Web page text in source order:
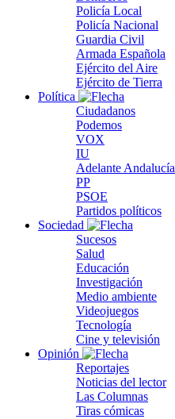
Policía Local
Policía Nacional
Guardia Civil
Armada Española
Ejército del Aire
Ejército de Tierra
Política
Ciudadanos
Podemos
VOX
IU
Adelante Andalucía
PP
PSOE
Partidos políticos
Sociedad
Sucesos
Salud
Educación
Investigación
Medio ambiente
Videojuegos
Tecnología
Cine y televisión
Opinión
Reportajes
Noticias del lector
Las Columnas
Tiras cómicas